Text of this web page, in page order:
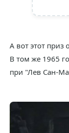
А вот этот приз
В том же 1965
при "Лев Сан-